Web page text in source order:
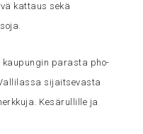
kattaus sekä
kaupungin parasta pho-
sijaitsevasta
Kesärullille ja